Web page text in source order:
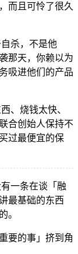
而且可怜了很久
杀，不是他
那天，你赖以为
吸进他们的产品
、烧钱太快、
合创始人保持不
过最便宜的保
一条在谈「融
最基础的东西
。
要的事」挤到角